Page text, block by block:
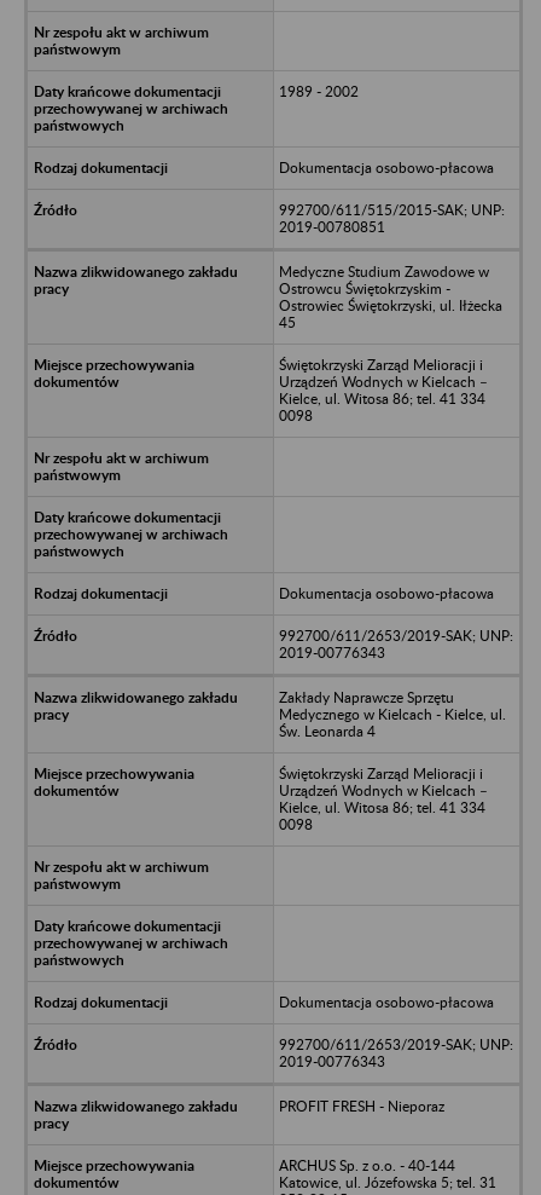
1989 - 2002
Dokumentacja osobowo-płacowa
992700/611/515/2015-SAK; UNP:
2019-00780851
Medyczne Studium Zawodowe w
Ostrowcu Świętokrzyskim -
Ostrowiec Świętokrzyski, ul. Iłżecka
45
Świętokrzyski Zarząd Melioracji i
Urządzeń Wodnych w Kielcach –
Kielce, ul. Witosa 86; tel. 41 334
0098
Dokumentacja osobowo-płacowa
992700/611/2653/2019-SAK; UNP:
2019-00776343
Zakłady Naprawcze Sprzętu
Medycznego w Kielcach - Kielce, ul.
Św. Leonarda 4
Świętokrzyski Zarząd Melioracji i
Urządzeń Wodnych w Kielcach –
Kielce, ul. Witosa 86; tel. 41 334
0098
Dokumentacja osobowo-płacowa
992700/611/2653/2019-SAK; UNP:
2019-00776343
PROFIT FRESH - Nieporaz
ARCHUS Sp. z o.o. - 40-144
Katowice, ul. Józefowska 5; tel. 31